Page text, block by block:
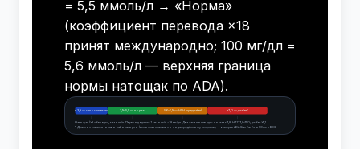
= 5,5 ммоль/л → «Норма»
(коэффициент перевода ×18
принят международно; 100 мг/дл =
5,6 ммоль/л — верхняя граница
нормы натощак по ADA).
<3,9 — гипогликемия 3,9–5,5 — норма 5,6–6,9 — НГН (предиабет) ≥7,0 — диабет*
Натощак (≥8 ч без еды), ммоль/л. Перевод единиц: 1 ммоль/л = 18 мг/дл. Два часа после еды: норма <7,8; НТГ 7,8–11,0; диабет ≥11,1.
* Диагноз ставится только лабораторно (венозная плазма) по подтверждённому результату — критерии ADA Standards of Care и ВОЗ.